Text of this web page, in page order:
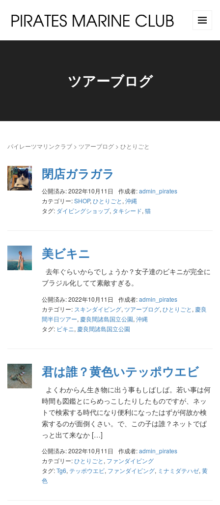
ツアーブログ
パイレーツマリンクラブ > ツアーブログ > ひとりごと
閉店ガラガラ
公開済み: 2022年10月11日 作成者:admin_pirates
カテゴリー:SHOP, ひとりごと , 沖縄
タグ: ダイビングショップ, タキシード, 猫
美ビキニ
去年ぐらいからでしょうか？女子達のビキニが完全に
ブラジル化してて素敵すぎる。
公開済み: 2022年10月11日 作成者:admin_pirates
カテゴリー: スキンダイビング, ツアーブログ, ひとりごと , 慶良
間半日ツアー, 慶良間諸島国立公園, 沖縄
タグ: ビキニ, 慶良間諸島国立公園
君は誰？黄色いテッポウエビ
よくわからん生き物に出う事もしばしば。若い事は何
時間も図鑑とにらめっこしたりしたものですが、ネッ
トで検索する時代になり便利になったはずが何故か検
索するのが面倒くさい。で、この子は誰？ネットでぱ
っと出て来なか […]
公開済み: 2022年10月11日 作成者:admin_pirates
カテゴリー:ひとりごと , ファンダイビング
タグ:Tg6, テッポウエビ, ファンダイビング, ミナミダテハゼ, 黄
色